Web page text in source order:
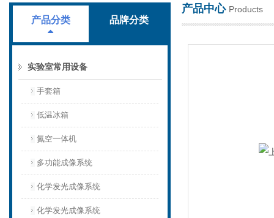
产品分类 品牌分类
实验室常用设备
手套箱
低温冰箱
氮空一体机
多功能成像系统
化学发光成像系统
化学发光成像系统
产品中心 Products